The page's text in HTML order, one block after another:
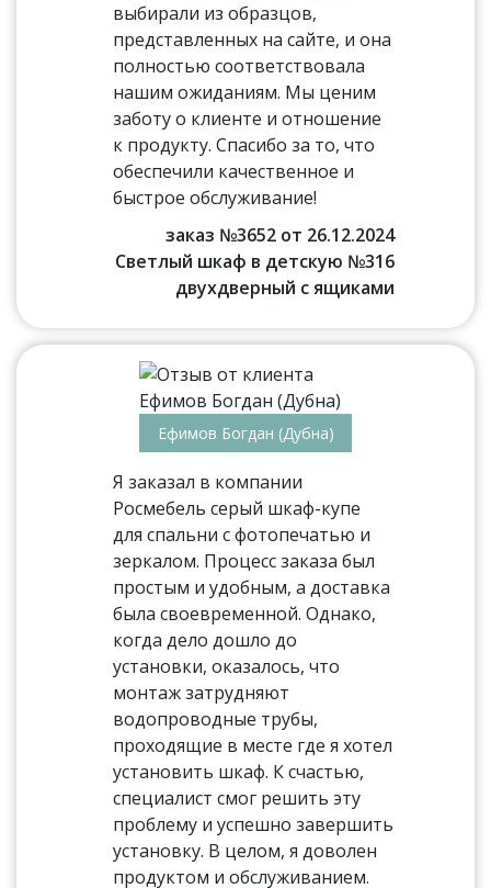
выбирали из образцов,
представленных на сайте, и она
полностью соответствовала
нашим ожиданиям. Мы ценим
заботу о клиенте и отношение
к продукту. Спасибо за то, что
обеспечили качественное и
быстрое обслуживание!
заказ №3652 от 26.12.2024
Светлый шкаф в детскую №316
двухдверный с ящиками
Ефимов Богдан (Дубна)
Я заказал в компании
Росмебель серый шкаф-купе
для спальни с фотопечатью и
зеркалом. Процесс заказа был
простым и удобным, а доставка
была своевременной. Однако,
когда дело дошло до
установки, оказалось, что
монтаж затрудняют
водопроводные трубы,
проходящие в месте где я хотел
установить шкаф. К счастью,
специалист смог решить эту
проблему и успешно завершить
установку. В целом, я доволен
продуктом и обслуживанием.